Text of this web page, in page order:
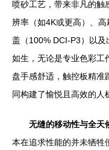
喷砂工艺，带来非凡的触
辨率（如4K或更高）、
盖（100% DCI-P3）以
如生，无论是专业色彩工
盘手感舒适，触控板精准
同构建了愉悦且高效的人
无缝的移动性与全天
本在追求性能的并未牺牲